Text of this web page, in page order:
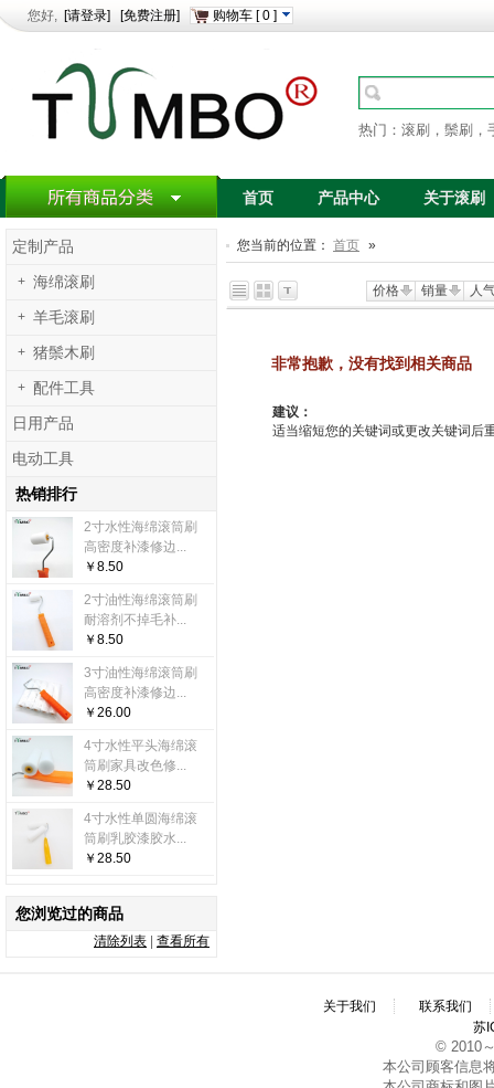
您好, [请登录] [免费注册] 购物车 [ 0 ]
热门：滚刷，鬃刷，
首页 产品中心 关于滚刷
您当前的位置： 首页 »
价格 销量 人
非常抱歉，没有找到相关商品
建议：
适当缩短您的关键词或更改关键词后
定制产品
+ 海绵滚刷
+ 羊毛滚刷
+ 猪鬃木刷
+ 配件工具
日用产品
电动工具
热销排行
2寸水性海绵滚筒刷
高密度补漆修边...
￥8.50
2寸油性海绵滚筒刷
耐溶剂不掉毛补...
￥8.50
3寸油性海绵滚筒刷
高密度补漆修边...
￥26.00
4寸水性平头海绵滚
筒刷家具改色修...
￥28.50
4寸水性单圆海绵滚
筒刷乳胶漆胶水...
￥28.50
您浏览过的商品
清除列表 查看所有
关于我们
联系我们
苏
© 2010
本公司顾客信息